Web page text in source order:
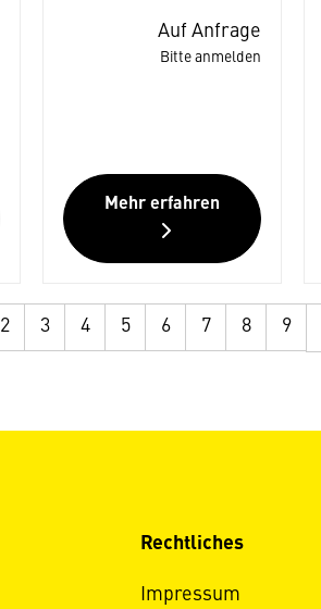
Auf Anfrage
Bitte anmelden
Mehr erfahren
2 3 4 5 6 7 8 9
Rechtliches
Impressum